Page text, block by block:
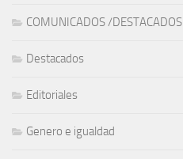
COMUNICADOS /DESTACADOS
Destacados
Editoriales
Genero e igualdad